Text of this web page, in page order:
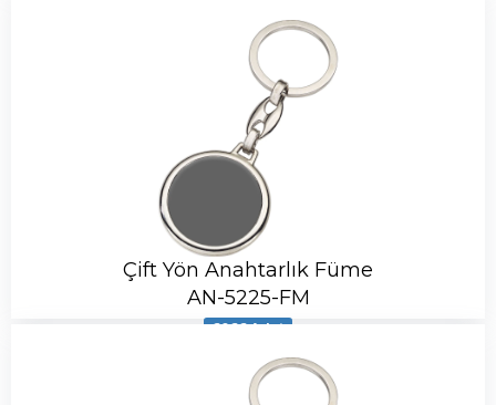
Çift Yön Anahtarlık Füme
AN-5225-FM
6066 Adet